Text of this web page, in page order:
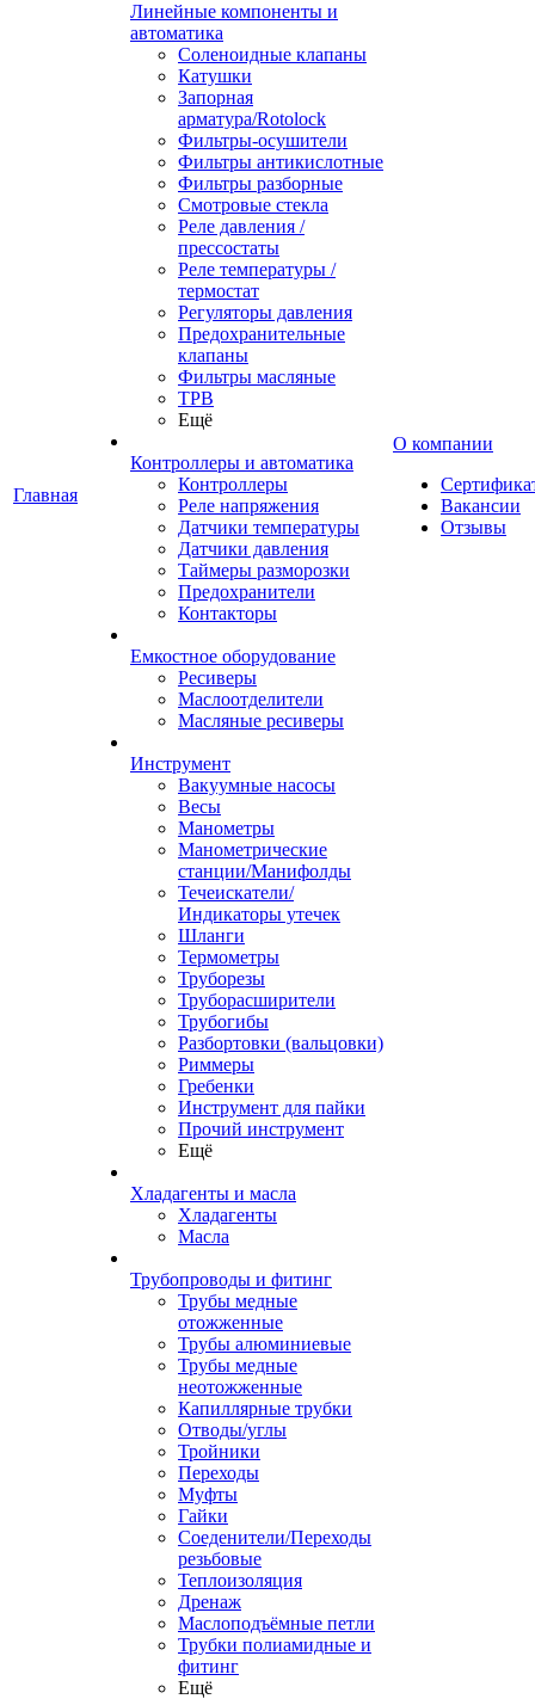
Главная
Линейные компоненты и
автоматика
Соленоидные клапаны
Катушки
Запорная
арматура/Rotolock
Фильтры-осушители
Фильтры антикислотные
Фильтры разборные
Смотровые стекла
Реле давления /
прессостаты
Реле температуры /
термостат
Регуляторы давления
Предохранительные
клапаны
Фильтры масляные
ТРВ
Ещё
Контроллеры и автоматика
Контроллеры
Реле напряжения
Датчики температуры
Датчики давления
Таймеры разморозки
Предохранители
Контакторы
Емкостное оборудование
Ресиверы
Маслоотделители
Масляные ресиверы
Инструмент
Вакуумные насосы
Весы
Манометры
Манометрические
станции/Манифолды
Течеискатели/
Индикаторы утечек
Шланги
Термометры
Труборезы
Труборасширители
Трубогибы
Разбортовки (вальцовки)
Риммеры
Гребенки
Инструмент для пайки
Прочий инструмент
Ещё
Хладагенты и масла
Хладагенты
Масла
Трубопроводы и фитинг
Трубы медные
отожженные
Трубы алюминиевые
Трубы медные
неотожженные
Капиллярные трубки
Отводы/углы
Тройники
Переходы
Муфты
Гайки
Соеденители/Переходы
резьбовые
Теплоизоляция
Дренаж
Маслоподъёмные петли
Трубки полиамидные и
фитинг
Ещё
О компании
Вакансии
Отзывы